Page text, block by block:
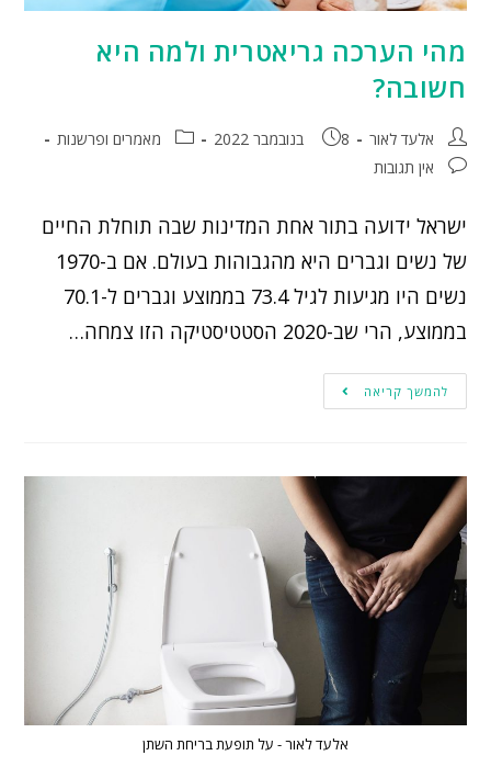
מהי הערכה גריאטרית ולמה היא
חשובה?
אלעד לאור 8 בנובמבר 2022
מאמרים ופרשנות
אין תגובות
ישראל ידועה בתור אחת המדינות שבה תוחלת החיים
של נשים וגברים היא מהגבוהות בעולם. אם ב-1970
נשים היו מגיעות לגיל 73.4 בממוצע וגברים ל-70.1
בממוצע, הרי שב-2020 הסטטיסטיקה הזו צמחה…
להמשך קריאה
אלעד לאור - על תופעת בריחת השתן